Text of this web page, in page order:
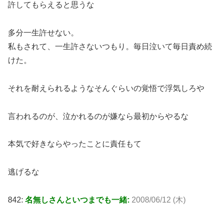
許してもらえると思うな
多分一生許せない。
私もされて、一生許さないつもり。毎日泣いて毎日責め続
けた。
それを耐えられるようなそんぐらいの覚悟で浮気しろや
言われるのが、泣かれるのが嫌なら最初からやるな
本気で好きならやったことに責任もて
逃げるな
842: 名無しさんといつまでも一緒: 2008/06/12 (木)